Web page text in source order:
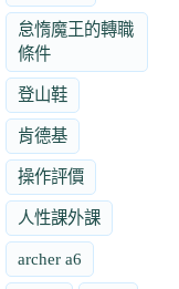
怠惰魔王的轉職
條件
登山鞋
肯德基
操作評價
人性課外課
archer a6